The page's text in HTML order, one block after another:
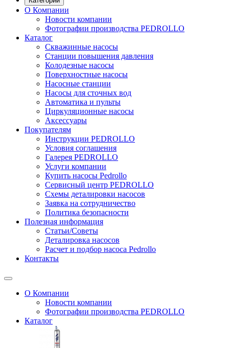
О Компании
Новости компании
Фотографии производства PEDROLLO
Каталог
Скважинные насосы
Станции повышения давления
Колодезные насосы
Поверхностные насосы
Насосные станции
Насосы для сточных вод
Автоматика и пульты
Циркуляционные насосы
Аксессуары
Покупателям
Инструкции PEDROLLO
Условия соглашения
Галерея PEDROLLO
Услуги компании
Купить насосы Pedrollo
Сервисный центр PEDROLLO
Схемы деталировки насосов
Заявка на сотрудничество
Политика безопасности
Полезная информация
Статьи/Советы
Деталировка насосов
Расчет и подбор насоса Pedrollo
Контакты
О Компании
Новости компании
Фотографии производства PEDROLLO
Каталог